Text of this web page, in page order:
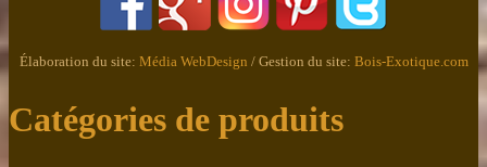
Élaboration du site: Média WebDesign / Gestion du site: Bois-Exotique.com
Catégories de produits